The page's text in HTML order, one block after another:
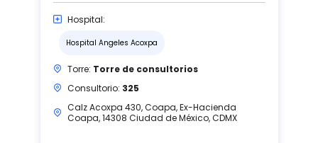
Hospital:
Hospital Angeles Acoxpa
Torre: Torre de consultorios
Consultorio: 325
Calz Acoxpa 430, Coapa, Ex-Hacienda
Coapa, 14308 Ciudad de México, CDMX